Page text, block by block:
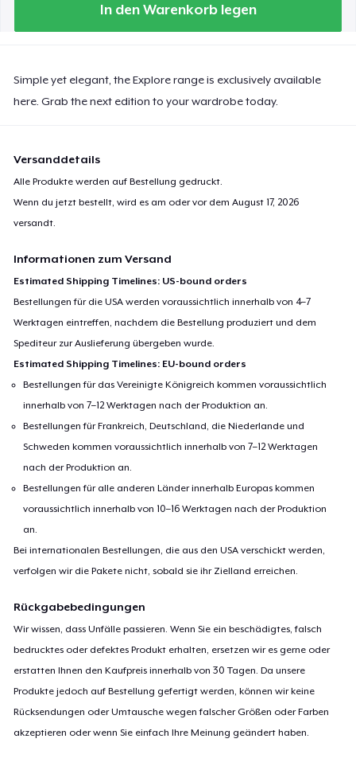
In den Warenkorb legen
Simple yet elegant, the Explore range is exclusively available
here. Grab the next edition to your wardrobe today.
Versanddetails
Alle Produkte werden auf Bestellung gedruckt.
Wenn du jetzt bestellt, wird es am oder vor demAugust 17, 2026
versandt.
Informationen zum Versand
Estimated Shipping Timelines: US-bound orders
Bestellungen für die USA werden voraussichtlich innerhalb von 4–7
Werktagen eintreffen, nachdem die Bestellung produziert und dem
Spediteur zur Auslieferung übergeben wurde.
Estimated Shipping Timelines: EU-bound orders
Bestellungen für das Vereinigte Königreich kommen voraussichtlich
innerhalb von 7–12 Werktagen nach der Produktion an.
Bestellungen für Frankreich, Deutschland, die Niederlande und
Schweden kommen voraussichtlich innerhalb von 7–12 Werktagen
nach der Produktion an.
Bestellungen für alle anderen Länder innerhalb Europas kommen
voraussichtlich innerhalb von 10–16 Werktagen nach der Produktion
an.
Bei internationalen Bestellungen, die aus den USA verschickt werden,
verfolgen wir die Pakete nicht, sobald sie ihr Zielland erreichen.
Rückgabebedingungen
Wir wissen, dass Unfälle passieren. Wenn Sie ein beschädigtes, falsch
bedrucktes oder defektes Produkt erhalten, ersetzen wir es gerne oder
erstatten Ihnen den Kaufpreis innerhalb von 30 Tagen. Da unsere
Produkte jedoch auf Bestellung gefertigt werden, können wir keine
Rücksendungen oder Umtausche wegen falscher Größen oder Farben
akzeptieren oder wenn Sie einfach Ihre Meinung geändert haben.